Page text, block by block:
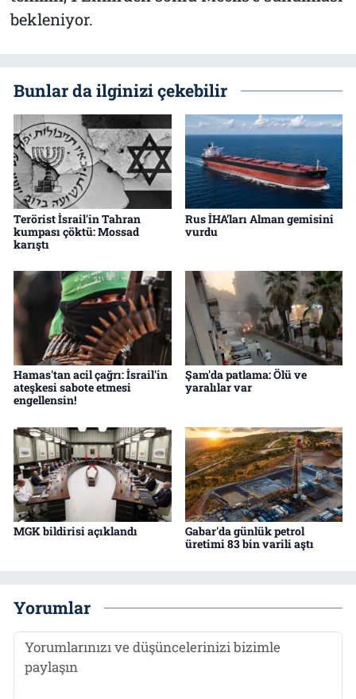
bekleniyor.
Bunlar da ilginizi çekebilir
Terörist İsrail'in Tahran
kumpası çöktü: Mossad
karıştı
Rus İHA’ları Alman gemisini
vurdu
Hamas'tan acil çağrı: İsrail'in
ateşkesi sabote etmesi
engellensin!
Şam'da patlama: Ölü ve
yaralılar var
MGK bildirisi açıklandı
Gabar'da günlük petrol
üretimi 83 bin varili aştı
Yorumlar